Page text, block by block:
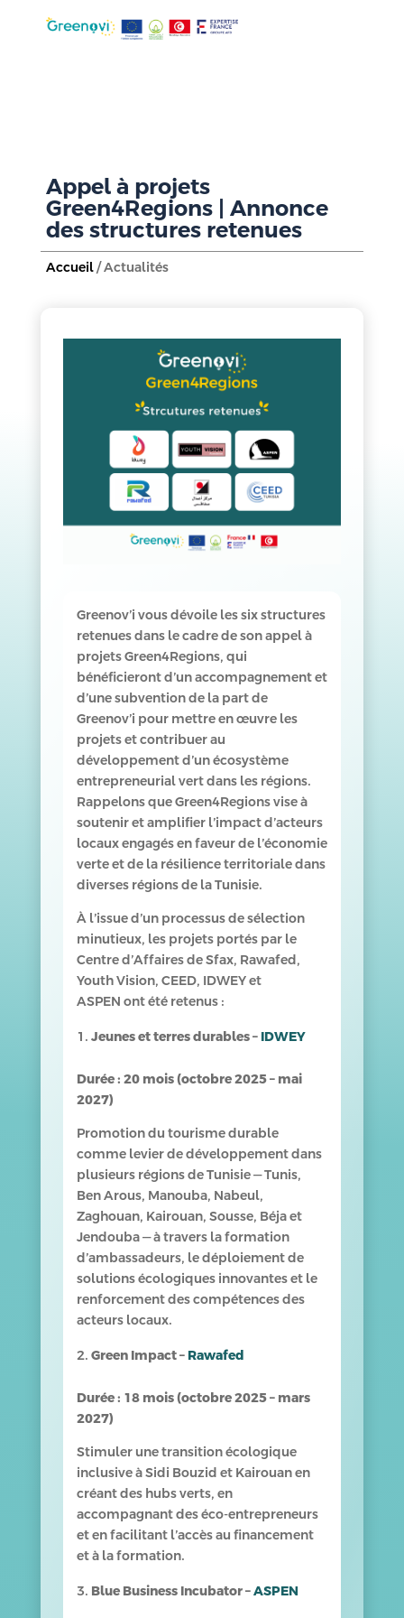
Appel à projets
Green4Regions | Annonce
des structures retenues
Accueil/ Actualités
Greenov’i vous dévoile les six structures
retenues dans le cadre de son appel à
projets Green4Regions, qui
bénéficieront d’un accompagnement et
d’une subvention de la part de
Greenov’i pour mettre en œuvre les
projets et contribuer au
développement d’un écosystème
entrepreneurial vert dans les régions.
Rappelons que Green4Regions vise à
soutenir et amplifier l’impact d’acteurs
locaux engagés en faveur de l’économie
verte et de la résilience territoriale dans
diverses régions de la Tunisie.
À l’issue d’un processus de sélection
minutieux, les projets portés par le
Centre d’Affaires de Sfax, Rawafed,
Youth Vision, CEED, IDWEY et
ASPEN ont été retenus :
Jeunes et terres durables – IDWEY
Durée : 20 mois (octobre 2025 – mai
2027)
Promotion du tourisme durable
comme levier de développement dans
plusieurs régions de Tunisie — Tunis,
Ben Arous, Manouba, Nabeul,
Zaghouan, Kairouan, Sousse, Béja et
Jendouba — à travers la formation
d’ambassadeurs, le déploiement de
solutions écologiques innovantes et le
renforcement des compétences des
acteurs locaux.
Green Impact – Rawafed
Durée : 18 mois (octobre 2025 – mars
2027)
Stimuler une transition écologique
inclusive à Sidi Bouzid et Kairouan en
créant des hubs verts, en
accompagnant des éco-entrepreneurs
et en facilitant l’accès au financement
et à la formation.
Blue Business Incubator –ASPEN